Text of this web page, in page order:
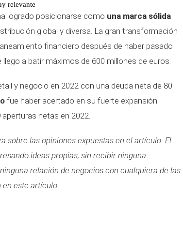
relevante
logrado posicionarse como una marca sólida
global y diversa. La gran transformación
financiero después de haber pasado
a batir máximos de 600 millones de euros.
y negocio en 2022 con una deuda neta de 80
fue haber acertado en su fuerte expansión
netas en 2022.
sobre las opiniones expuestas en el artículo. El
ideas propias, sin recibir ninguna
relación de negocios con cualquiera de las
este artículo.